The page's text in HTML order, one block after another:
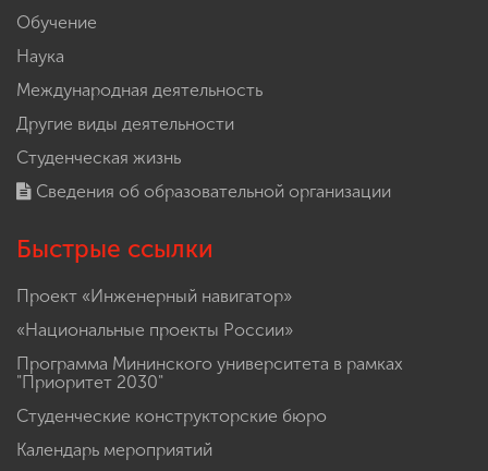
Обучение
Наука
Международная деятельность
Другие виды деятельности
Студенческая жизнь
Сведения об образовательной организации
Быстрые ссылки
Проект «Инженерный навигатор»
«Национальные проекты России»
Программа Мининского университета в рамках
"Приоритет 2030"
Студенческие конструкторские бюро
Календарь мероприятий